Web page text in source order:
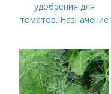
удобрения для
томатов. Назначение